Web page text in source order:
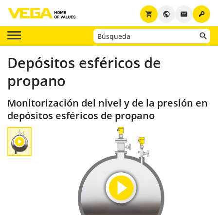
key
email
public
shopping_cart
Depósitos esféricos de
propano
Monitorización del nivel y de la presión en
depósitos esféricos de propano